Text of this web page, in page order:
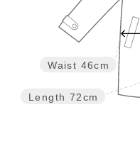
Length 72cm
Waist 46cm